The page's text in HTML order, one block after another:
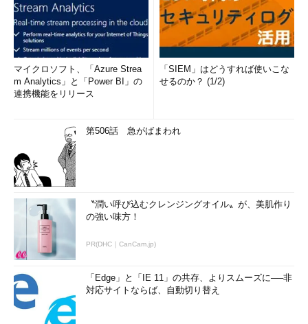
マイクロソフト、「Azure Strea
m Analytics」と「Power BI」の
連携機能をリリース
「SIEM」はどうすれば使いこな
せるのか？ (1/2)
第506話 急がばまわれ
〝潤い呼び込むクレンジングオイル〟が、美肌作り
の強い味方！
PR(DHC｜CanCam.jp)
「Edge」と「IE 11」の共存、よりスムーズに──非
対応サイトならば、自動切り替え